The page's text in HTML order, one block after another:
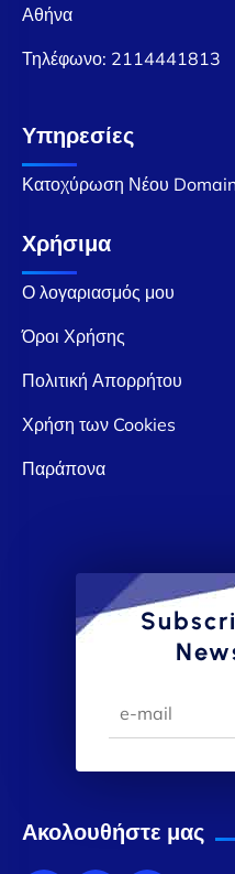
Αθήνα
Τηλέφωνο: 2114441813
Υπηρεσίες
Κατοχύρωση Νέου
Χρήσιμα
Ο λογαριασμός μου
Όροι Χρήσης
Πολιτική Απορρήτου
Χρήση των Cookies
Παράπονα
Ακολουθήστε μας